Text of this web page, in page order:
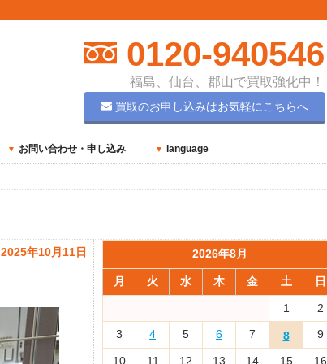
0120-940546
福島、仙台、郡山で買取強化中！
買取のお申し込みはお気軽にこちらへ
お問い合わせ・申し込み language
2025年10月11日 2026年8月
月 火 水 木 金 土 日
1
2
3
4 5 6 7 8 9
10 11 12 13 14 15 16